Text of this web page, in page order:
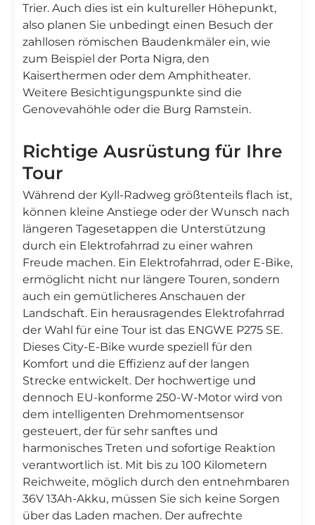
Trier. Auch dies ist ein kultureller Höhepunkt,
also planen Sie unbedingt einen Besuch der
zahllosen römischen Baudenkmäler ein, wie
zum Beispiel der Porta Nigra, den
Kaiserthermen oder dem Amphitheater.
Weitere Besichtigungspunkte sind die
Genovevahöhle oder die Burg Ramstein.
Richtige Ausrüstung für Ihre
Tour
Während der Kyll-Radweg größtenteils flach ist,
können kleine Anstiege oder der Wunsch nach
längeren Tagesetappen die Unterstützung
durch ein Elektrofahrrad zu einer wahren
Freude machen. Ein Elektrofahrrad, oder E-Bike,
ermöglicht nicht nur längere Touren, sondern
auch ein gemütlicheres Anschauen der
Landschaft. Ein herausragendes Elektrofahrrad
der Wahl für eine Tour ist das ENGWE P275 SE.
Dieses City-E-Bike wurde speziell für den
Komfort und die Effizienz auf der langen
Strecke entwickelt. Der hochwertige und
dennoch EU-konforme 250-W-Motor wird von
dem intelligenten Drehmomentsensor
gesteuert, der für sehr sanftes und
harmonisches Treten und sofortige Reaktion
verantwortlich ist. Mit bis zu 100 Kilometern
Reichweite, möglich durch den entnehmbaren
36V 13Ah-Akku, müssen Sie sich keine Sorgen
über das Laden machen. Der aufrechte